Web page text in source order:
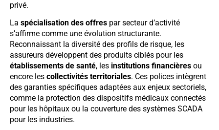
privé.
La spécialisation des offres par secteur d’activité
s’affirme comme une évolution structurante.
Reconnaissant la diversité des profils de risque, les
assureurs développent des produits ciblés pour les
établissements de santé, les institutions financières ou
encore les collectivités territoriales. Ces polices intègrent
des garanties spécifiques adaptées aux enjeux sectoriels,
comme la protection des dispositifs médicaux connectés
pour les hôpitaux ou la couverture des systèmes SCADA
pour les industries.